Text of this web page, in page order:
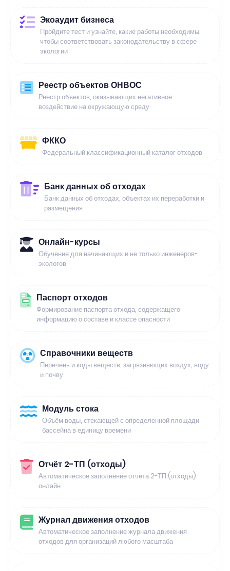
Экоаудит бизнеса
Пройдите тест и узнайте, какие работы необходимы,
чтобы соответствовать законодательству в сфере
экологии
Реестр объектов ОНВОС
Реестр объектов, оказывающих негативное
воздействие на окружающую среду
ФККО
Федеральный классификационный каталог отходов
Банк данных об отходах
Банк данных об отходах, объектах их переработки и
размещения
Онлайн-курсы
Обучение для начинающих и не только инженеров-
экологов
Паспорт отходов
Формирование паспорта отхода, содержащего
информацию о составе и классе опасности
Справочники веществ
Перечень и коды веществ, загрязняющих воздух, воду
и почву
Модуль стока
Объём воды, стекающей с определенной площади
бассейна в единицу времени
Отчёт 2-ТП (отходы)
Автоматическое заполнение отчёта 2-ТП (отходы)
онлайн
Журнал движения отходов
Автоматическое заполнение журнала движения
отходов для организаций любого масштаба